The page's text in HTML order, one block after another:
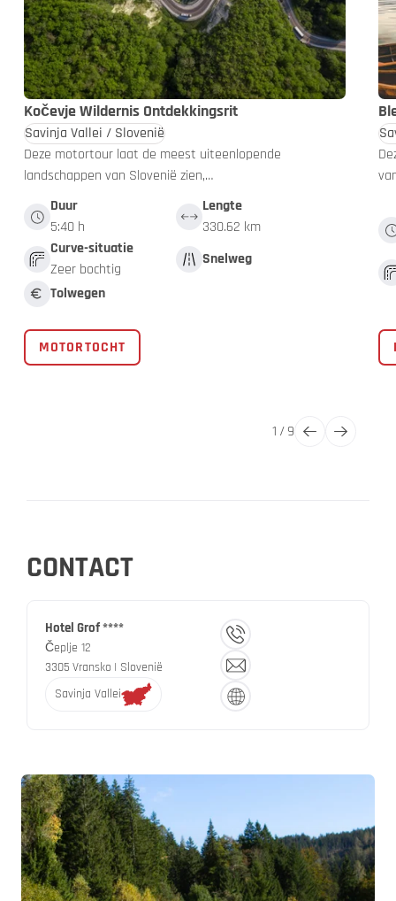
Kočevje Wildernis Ontdekkingsrit
Savinja Vallei / Slovenië
Deze motortour laat de meest uiteenlopende
landschappen van Slovenië zien,…
Duur
5:40 h
Lengte
330.62 km
Curve-situatie
Zeer bochtig
Snelweg
Tolwegen
MOTORTOCHT
1 /9
CONTACT
Hotel Grof ****
Čeplje 12
3305 Vransko | Slovenië
Savinja Vallei